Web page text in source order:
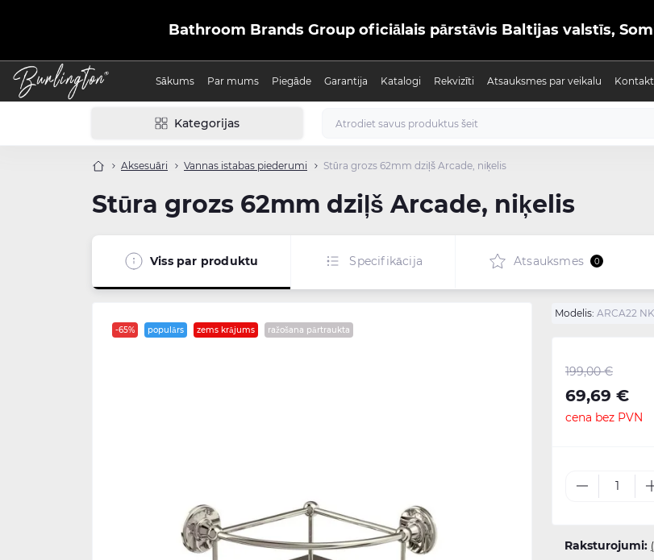
Bathroom Brands Group oficiālais pārstāvis Baltijas valstīs,
Sākums Par mums Piegāde Garantija Katalogi Rekvizīti Atsauksmes par veikalu
Kategorijas
Aksesuāri Vannas istabas piederumi Stūra grozs 62mm dziļš Arcade, niķelis
Stūra grozs 62mm dziļš Arcade, niķelis
Viss par produktu Specifikācija Atsauksmes 0
-65% populārs zems krājums ražošana pārtraukta
Modelis: ARCA22
199,00 €
69,69 €
cena bez PVN
Raksturojumi: